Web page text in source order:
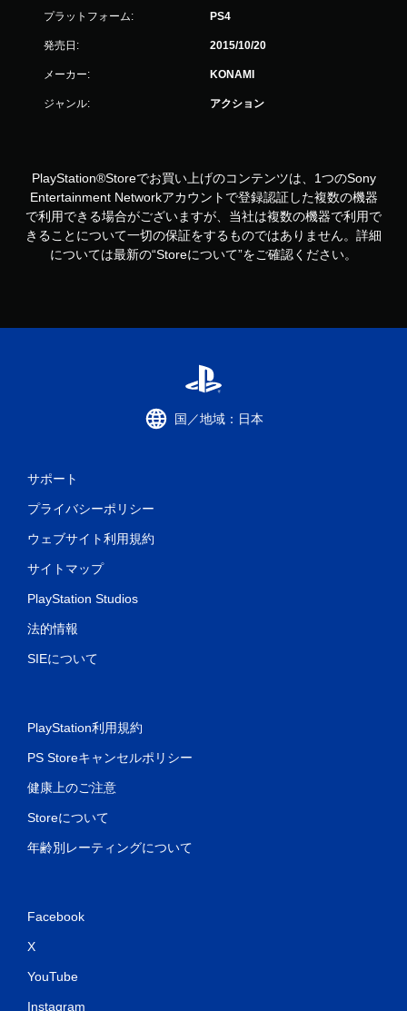
プラットフォーム: PS4
発売日: 2015/10/20
メーカー: KONAMI
ジャンル: アクション
PlayStation®Storeでお買い上げのコンテンツは、1つのSony
Entertainment Networkアカウントで登録認証した複数の機器
で利用できる場合がございますが、当社は複数の機器で利用で
きることについて一切の保証をするものではありません。詳細
については最新の“Storeについて”をご確認ください。
国／地域：日本
サポート
プライバシーポリシー
ウェブサイト利用規約
サイトマップ
PlayStation Studios
法的情報
SIEについて
PlayStation利用規約
PS Storeキャンセルポリシー
健康上のご注意
Storeについて
年齢別レーティングについて
Facebook
X
YouTube
Instagram